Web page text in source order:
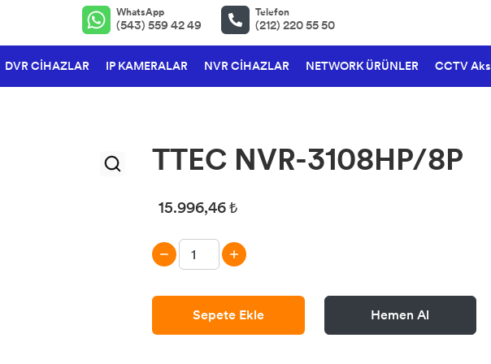
WhatsApp
(543) 559 42 49
Telefon
(212) 220 55 50
DVR CİHAZLAR IP KAMERALAR NVR CİHAZLAR NETWORK ÜRÜNLER CCTV
TTEC NVR-3108HP/8P
15.996,46 ₺
Sepete Ekle Hemen Al